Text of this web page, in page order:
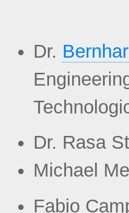
Dr.
Dr. Rasa
Michael
Fabio